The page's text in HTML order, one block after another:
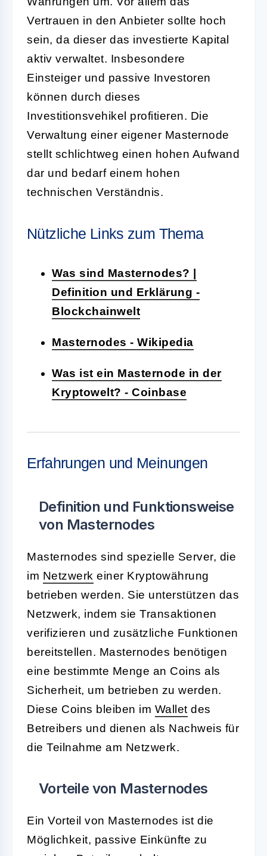
Vertrauen in den Anbieter sollte hoch
sein, da dieser das investierte Kapital
aktiv verwaltet. Insbesondere
Einsteiger und passive Investoren
können durch dieses
Investitionsvehikel profitieren. Die
Verwaltung einer eigener Masternode
stellt schlichtweg einen hohen Aufwand
dar und bedarf einem hohen
technischen Verständnis.
Nützliche Links zum Thema
Was sind Masternodes? |
Definition und Erklärung -
Blockchainwelt
Masternodes - Wikipedia
Was ist ein Masternode in der
Kryptowelt? - Coinbase
Erfahrungen und Meinungen
Definition und Funktionsweise
von Masternodes
Masternodes sind spezielle Server, die
im Netzwerk einer Kryptowährung
betrieben werden. Sie unterstützen das
Netzwerk, indem sie Transaktionen
verifizieren und zusätzliche Funktionen
bereitstellen. Masternodes benötigen
eine bestimmte Menge an Coins als
Sicherheit, um betrieben zu werden.
Diese Coins bleiben im Wallet des
Betreibers und dienen als Nachweis für
die Teilnahme am Netzwerk.
Vorteile von Masternodes
Ein Vorteil von Masternodes ist die
Möglichkeit, passive Einkünfte zu